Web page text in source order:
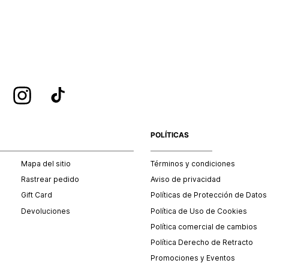
Mapa del sitio
Rastrear pedido
Gift Card
Devoluciones
POLÍTICAS
Términos y condiciones
Aviso de privacidad
Políticas de Protección de Datos
Política de Uso de Cookies
Política comercial de cambios
Política Derecho de Retracto
Promociones y Eventos